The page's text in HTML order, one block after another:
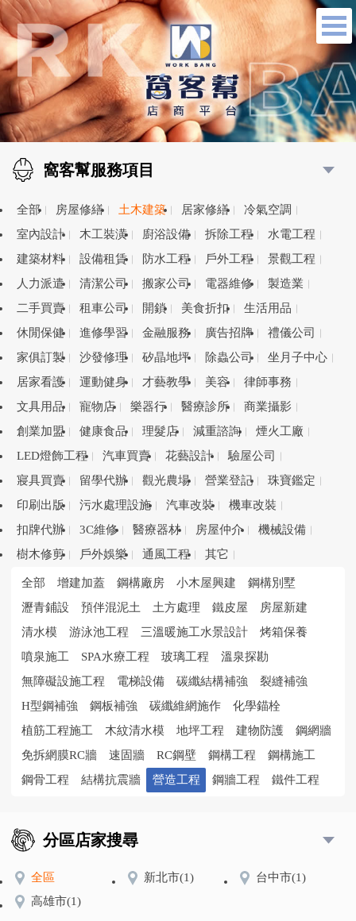
窩客幫服務項目
全部 房屋修繕 土木建築 居家修繕
冷氣空調
室內設計
木工裝潢 廚浴設備 拆除工程
水電工程
建築材料
設備租賃 防水工程 戶外工程
景觀工程
人力派遣
清潔公司 搬家公司 電器維修
製造業
二手買賣
租車公司 開鎖 美食折扣
生活用品
休閒保健
進修學習 金融服務 廣告招牌
禮儀公司
家俱訂製
沙發修理 矽晶地坪 除蟲公司
坐月子中心
居家看護
運動健身 才藝教學 美容
律師事務
文具用品
寵物店 樂器行 醫療診所
商業攝影
創業加盟
健康食品 理髮店 減重諮詢
煙火工廠
LED燈飾工程
汽車買賣 花藝設計
驗屋公司
寢具買賣
留學代辦 觀光農場 營業登記
珠寶鑑定
印刷出版
污水處理設施 汽車改裝
機車改裝
扣牌代辦
3C維修 醫療器材 房屋仲介
機械設備
樹木修剪
戶外娛樂 通風工程 其它
全部 增建加蓋 鋼構廠房 小木屋興建
鋼構別墅
瀝青鋪設
預伴混泥土 土方處理 鐵皮屋
房屋新建
清水模
游泳池工程 三溫暖施工水景設計
烤箱保養
噴泉施工
SPA水療工程 玻璃工程
溫泉探勘
無障礙設施工程
電梯設備 碳纖結構補強
裂縫補強
H型鋼補強
鋼板補強 碳纖維網施作
化學錨栓
植筋工程施工
木紋清水模 地坪工程 建物防護
鋼網牆
免拆網膜RC牆
速固牆 RC鋼壁 鋼構工程
鋼構施工
鋼骨工程
結構抗震牆 營造工程 鋼牆工程 鐵件工程
分區店家搜尋
全區 新北市(1) 台中市(1)
高雄市(1)